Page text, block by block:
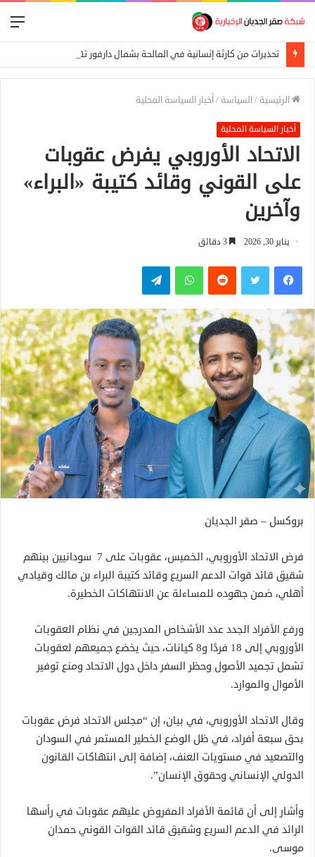
الرئيسية /السياسة /أخبار السياسة المحلية
أخبار السياسة المحلية
الاتحاد الأوروبي يفرض عقوبات
على القوني وقائد كتيبة «البراء»
وآخرين
يناير 30, 2026
فيسبوكتويتر واتساب تيلقرام
بروكسل – صقر الجديان
فرض الاتحاد الأوروبي، الخميس، عقوبات على 7 سودانيين بينهم
شقيق قائد قوات الدعم السريع وقائد كتيبة البراء بن مالك وقيادي
أهلي، ضمن جهوده للمساءلة عن الانتهاكات الخطيرة.
ورفع الأفراد الجدد عدد الأشخاص المدرجين في نظام العقوبات
الأوروبي إلى 18 فردًا و8 كيانات، حيث يخضع جميعهم لعقوبات
تشمل تجميد الأصول وحظر السفر داخل دول الاتحاد ومنع توفير
الأموال والموارد.
وقال الاتحاد الأوروبي، في بيان، إن “مجلس الاتحاد فرض عقوبات
بحق سبعة أفراد، في ظل الوضع الخطير المستمر في السودان
والتصعيد في مستويات العنف، إضافة إلى انتهاكات القانون
الدولي الإنساني وحقوق الإنسان”.
وأشار إلى أن قائمة الأفراد المفروض عليهم عقوبات في رأسها
الرائد في الدعم السريع وشقيق قائد القوات القوني حمدان
موسى.